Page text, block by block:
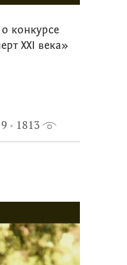
конкурсе
XXI века»
1813